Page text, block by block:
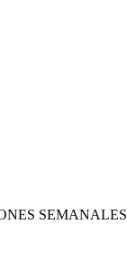
SEMANALES